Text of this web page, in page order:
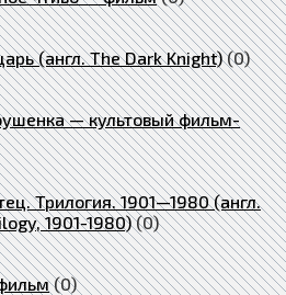
(англ. The Dark Knight) (0)
— культовый фильм-
Трилогия. 1901—1980 (англ.
1901-1980) (0)
(0)